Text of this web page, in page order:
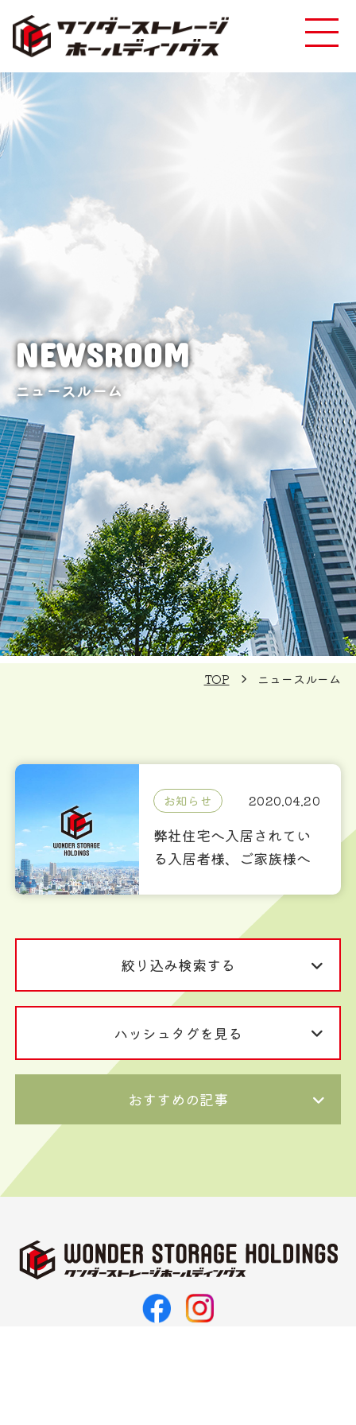
NEWSROOM
ニュースルーム
TOP ニュースルーム
お知らせ 2020.04.20
弊社住宅へ入居されてい
る入居者様、ご家族様へ
絞り込み検索する
ハッシュタグを見る
おすすめの記事